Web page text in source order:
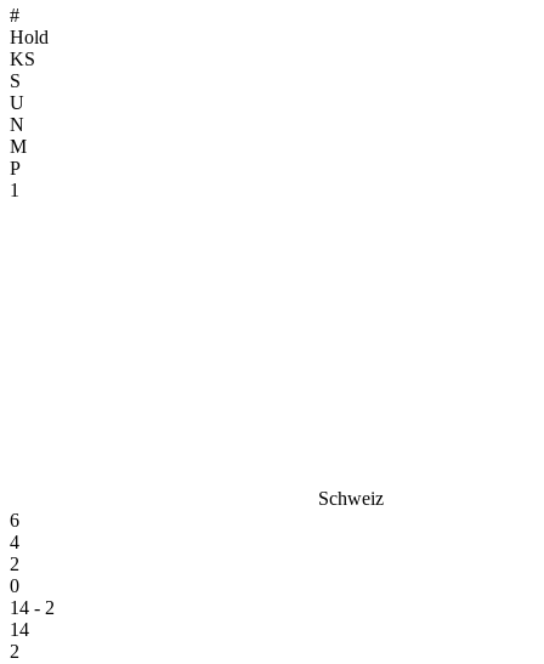
#
Hold
KS
S
U
N
M
P
1
Schweiz
6
4
2
0
14 - 2
14
2